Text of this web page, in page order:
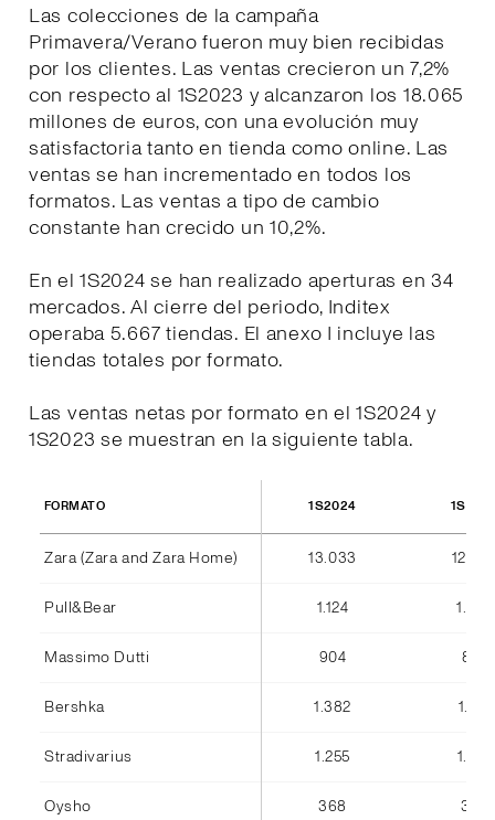
Las colecciones de la campaña
Primavera/Verano fueron muy bien recibidas
por los clientes. Las ventas crecieron un 7,2%
con respecto al 1S2023 y alcanzaron los 18.065
millones de euros, con una evolución muy
satisfactoria tanto en tienda como online. Las
ventas se han incrementado en todos los
formatos. Las ventas a tipo de cambio
constante han crecido un 10,2%.
En el 1S2024 se han realizado aperturas en 34
mercados. Al cierre del periodo, Inditex
operaba 5.667 tiendas. El anexo I incluye las
tiendas totales por formato.
Las ventas netas por formato en el 1S2024 y
1S2023 se muestran en la siguiente tabla.
FORMATO 1S2024
Zara (Zara and Zara Home) 13.033
Pull&Bear 1.124 1.042
Massimo Dutti 904 842
Bershka 1.382 1.184
Stradivarius 1.255 1.075
Oysho 368 346